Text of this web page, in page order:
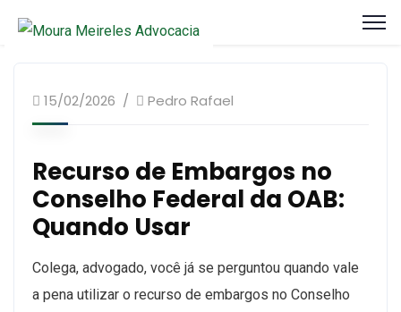
15/02/2026 Pedro Rafael
Recurso de Embargos no
Conselho Federal da OAB:
Quando Usar
Colega, advogado, você já se perguntou quando vale
a pena utilizar o recurso de embargos no Conselho